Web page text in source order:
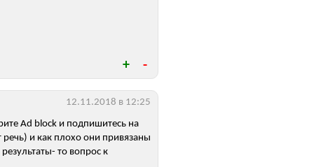
Ad block и подпишитесь на
и как плохо они привязаны
то вопрос к
12.11.2018 в 12:25